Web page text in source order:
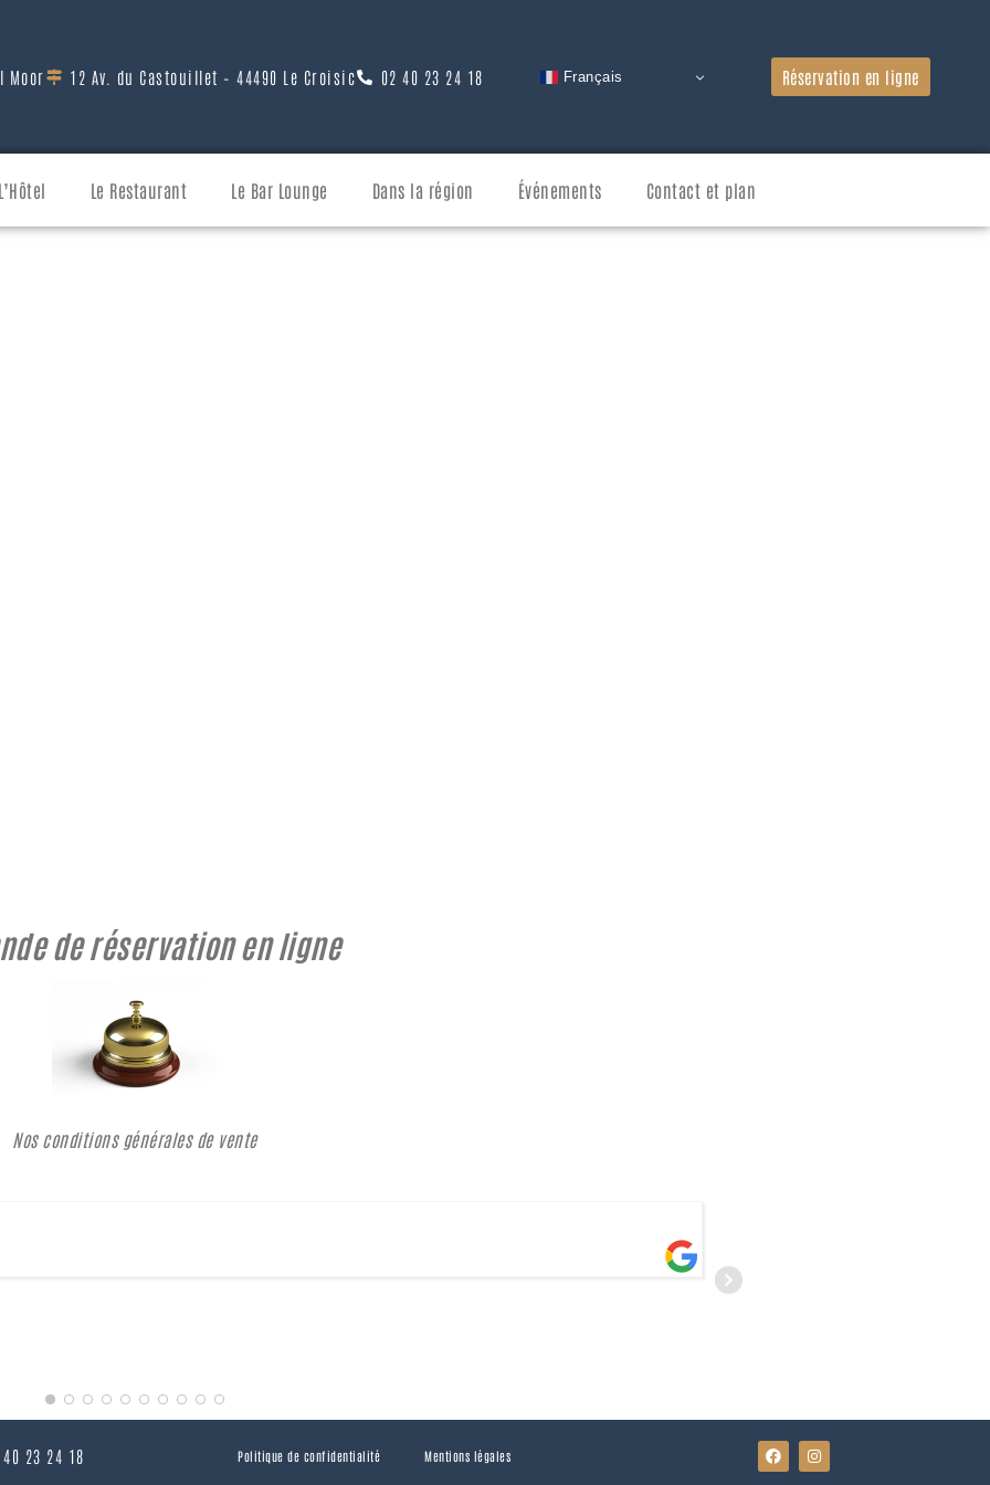
Moor 12 Av. du Castouillet – 44490 Le Croisic 02 40 23 24 18 Français Réservation en ligne
L’Hôtel Le Restaurant Le Bar Lounge Dans la région Événements Contact et plan
de réservation en ligne
Nos conditions générales de vente
40 23 24 18 Politique de confidentialité Mentions légales